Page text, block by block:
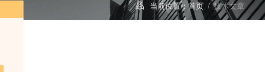
当前位置：首页/ 技术文章